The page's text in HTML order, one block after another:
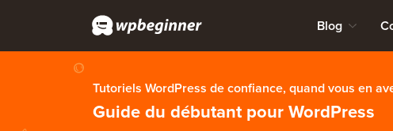
Blog
Tutoriels WordPress de confiance, quand vous en
Guide du débutant pour WordPress